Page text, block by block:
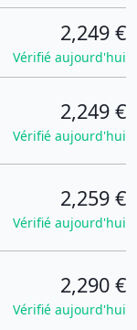
2,249 €
Vérifié aujourd'hui
2,249 €
Vérifié aujourd'hui
2,259 €
Vérifié aujourd'hui
2,290 €
Vérifié aujourd'hui